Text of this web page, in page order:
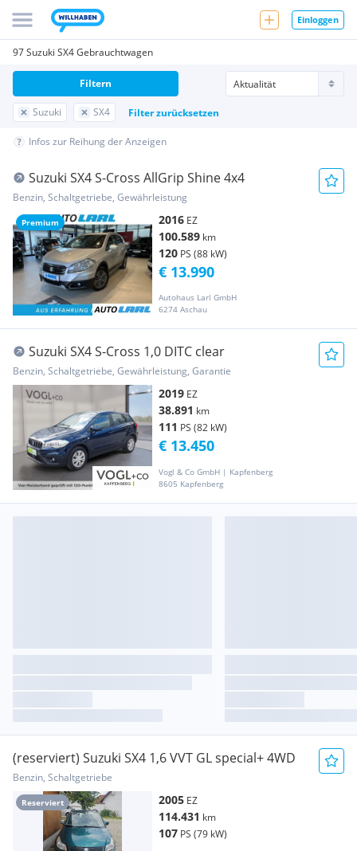
Einloggen
97 Suzuki SX4 Gebrauchtwagen
Suzuki SX4 Filter zurücksetzen
Filtern
Infos zur Reihung der Anzeigen
Premium
Suzuki SX4 S-Cross AllGrip Shine 4x4
Benzin, Schaltgetriebe, Gewährleistung
2016 EZ
100.589 km
120 PS (88 kW)
Autohaus Larl GmbH
6274 Aschau
€ 13.990
Suzuki SX4 S-Cross 1,0 DITC clear
Benzin, Schaltgetriebe, Gewährleistung, Garantie
2019 EZ
38.891 km
111 PS (82 kW)
Vogl & Co GmbH | Kapfenberg
8605 Kapfenberg
€ 13.450
Reserviert
(reserviert) Suzuki SX4 1,6 VVT GL special+ 4WD
Benzin, Schaltgetriebe
2005 EZ
114.431 km
107 PS (79 kW)